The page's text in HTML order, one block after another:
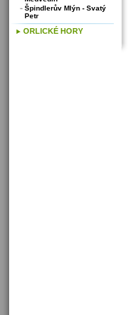
Špindlerův Mlýn - Svatý
Petr
ORLICKÉ HORY